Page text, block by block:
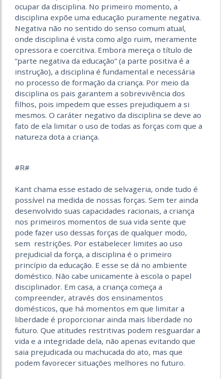
ocupar da disciplina. No primeiro momento, a
disciplina expõe uma educação puramente negativa.
Negativa não no sentido do senso comum atual,
onde disciplina é vista como algo ruim, meramente
opressora e coercitiva. Embora mereça o título de
“parte negativa da educação” (a parte positiva é a
instrução), a disciplina é fundamental e necessária
no processo de formação da criança. Por meio da
disciplina os pais garantem a sobrevivência dos
filhos, pois impedem que esses prejudiquem a si
mesmos. O caráter negativo da disciplina se deve ao
fato de ela limitar o uso de todas as forças com que a
natureza dota a criança.
#R#
Kant chama esse estado de selvageria, onde tudo é
possível na medida de nossas forças. Sem ter ainda
desenvolvido suas capacidades racionais, a criança
nos primeiros momentos de sua vida sente que
pode fazer uso dessas forças de qualquer modo,
sem restrições. Por estabelecer limites ao uso
prejudicial da força, a disciplina é o primeiro
princípio da educação. E esse se dá no ambiente
doméstico. Não cabe unicamente à escola o papel
disciplinador. Em casa, a criança começa a
compreender, através dos ensinamentos
domésticos, que há momentos em que limitar a
liberdade é proporcionar ainda mais liberdade no
futuro. Que atitudes restritivas podem resguardar a
vida e a integridade dela, não apenas evitando que
saia prejudicada ou machucada do ato, mas que
podem favorecer situações melhores no futuro.